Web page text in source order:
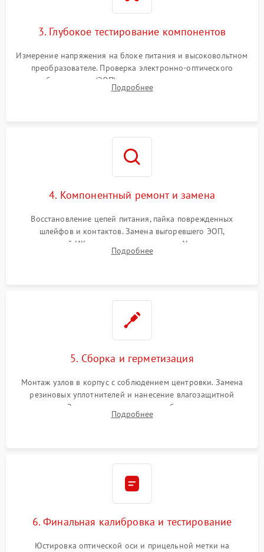
3. Глубокое тестирование компонентов
Измерение напряжения на блоке питания и высоковольтном
преобразователе. Проверка электронно-оптического
преобразователя (ЭОП) на стенде на предмет эмиссии,
шумов и засветок. Диагностика микросхем цифровых
Подробнее
4. Компонентный ремонт и замена
Восстановление цепей питания, пайка поврежденных
шлейфов и контактов. Замена выгоревшего ЭОП,
неисправной ИК-подсветки или матрицы. Ультразвуковая
очистка плат и удаление загрязнений с линз объектива и
Подробнее
5. Сборка и герметизация
Монтаж узлов в корпус с соблюдением центровки. Замена
резиновых уплотнителей и нанесение влагозащитной
смазки. Заполнение внутреннего объема прицела
осушенным азотом для предотвращения запотевания оптики
Подробнее
6. Финальная калибровка и тестирование
Юстировка оптической оси и прицельной метки на